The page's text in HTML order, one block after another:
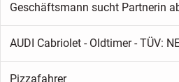
Geschäftsmann sucht Partnerin
AUDI Cabriolet - Oldtimer - TÜV:
Pizzafahrer